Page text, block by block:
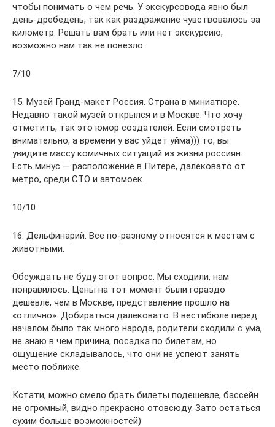
чтобы понимать о чем речь. У экскурсовода явно был
день-дребедень, так как раздражение чувствовалось за
километр. Решать вам брать или нет экскурсию,
возможно нам так не повезло.
7/10
15. Музей Гранд-макет Россия. Страна в миниатюре.
Недавно такой музей открылся и в Москве. Что хочу
отметить, так это юмор создателей. Если смотреть
внимательно, а времени у вас уйдет уйма))) то, вы
увидите массу комичных ситуаций из жизни россиян.
Есть минус — расположение в Питере, далековато от
метро, среди СТО и автомоек.
10/10
16. Дельфинарий. Все по-разному относятся к местам с
животными.
Обсуждать не буду этот вопрос. Мы сходили, нам
понравилось. Цены на тот момент были гораздо
дешевле, чем в Москве, представление прошло на
«отлично». Добираться далековато. В вестибюле перед
началом было так много народа, родители сходили с ума,
не знаю в чем причина, посадка по билетам, но
ощущение складывалось, что они не успеют занять
место поближе.
Кстати, можно смело брать билеты подешевле, бассейн
не огромный, видно прекрасно отовсюду. Зато остаться
сухим больше возможностей)